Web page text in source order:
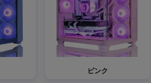
ピンク